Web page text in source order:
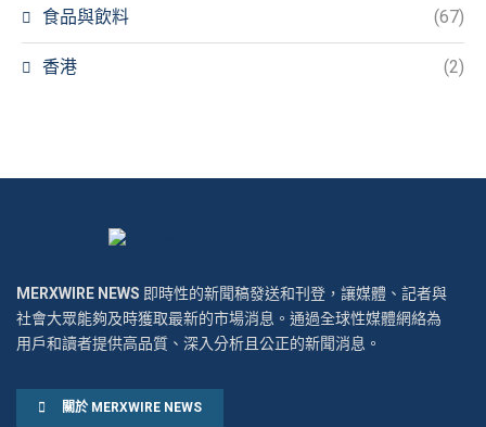
食品與飲料 (67)
香港 (2)
MERXWIRE NEWS 即時性的新聞稿發送和刊登，讓媒體、記者與
社會大眾能夠及時獲取最新的市場消息。通過全球性媒體網絡為
用戶和讀者提供高品質、深入分析且公正的新聞消息。
關於 MERXWIRE NEWS